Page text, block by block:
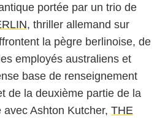
portée par un trio de
, thriller allemand sur
la pègre berlinoise, de
employés australiens et
base de renseignement
de la deuxième partie de la
Ashton Kutcher, THE